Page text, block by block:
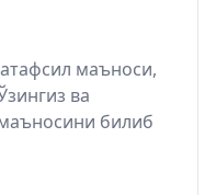
маъноси,
ва
билиб